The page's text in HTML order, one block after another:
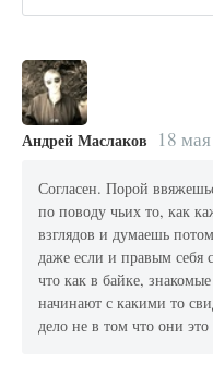
Андрей Маслаков 18
Согласен. Порой
по поводу чьих то, как
взглядов и думаешь
даже если и правым себя
что как в байке,
начинают с какими то
дело не в том что они это